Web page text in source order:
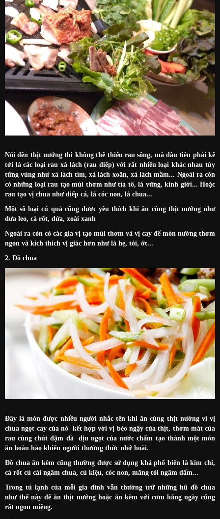
Nói đến thịt nướng thì không thể thiếu rau sống, mà đầu tiên phải kể
tới là các loại rau xà lách (rau diếp) với rất nhiều loại khác nhau tùy
từng vùng như xà lách tím, xà lách xoăn, xà lách mầm... Ngoài ra còn
có những loại rau tạo mùi thơm như tía tô, lá vừng, kinh giới... Hoặc
rau tạo vị chua như diếp cá, lá cóc non, lá chua...
Một số loại củ quả cũng được yêu thích khi ăn cùng thịt nướng như
dưa leo, cà rốt, dứa, xoài xanh
Ngoài ra còn có các gia vị tạo mùi thơm và vị cay để món nướng thơm
ngon và kích thích vị giác hơn như lá hẹ, tỏi, ớt...
2. Đồ chua
Đây là món được nhiều người nhắc tên khi ăn cùng thịt nướng vì vị
chua ngọt cay của nó kết hợp với vị béo ngậy của thịt, thơm mát của
rau cùng chút đậm đà dịu ngọt của nước chấm tạo thành một món
ăn hoàn hảo khiến người thưởng thức nhớ hoài.
Đồ chua ăn kèm cũng thường được sử dụng khá phổ biến là kim chi,
cà rốt củ cải ngâm chua, củ kiệu, cóc non, măng tỏi ngâm dấm...
Trong tủ lạnh của mỗi gia đình vẫn thường trữ những hũ đồ chua
như thế này để ăn thịt nướng hoặc ăn kèm với cơm hằng ngày cũng
rất ngon miệng.